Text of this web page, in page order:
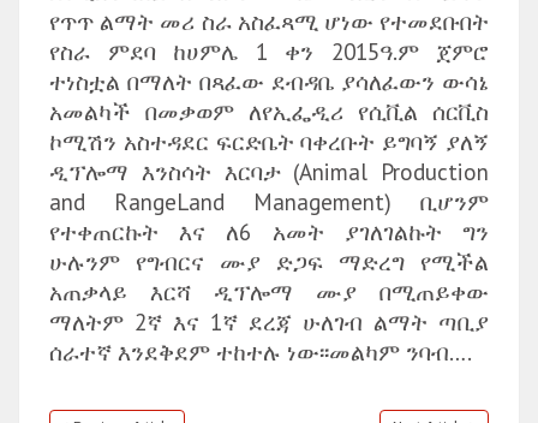
የጥጥ ልማት መሪ ስራ አስፈጻሚ ሆነው የተመደቡበት
የስራ ምደባ ከሀምሌ 1 ቀን 2015ዓ.ም ጀምሮ
ተነስቷል በማለት በጻፈው ደብዳቤ ያሳለፈውን ውሳኔ
አመልካች በመቃወም ለየኢፌዲሪ የሲቪል ሰርቪስ
ኮሚሽን አስተዳደር ፍርድቤት ባቀረቡት ይግባኝ ያለኝ
ዲፕሎማ እንስሳት እርባታ (Animal Production
and RangeLand Management) ቢሆንም
የተቀጠርኩት እና ለ6 አመት ያገለገልኩት ግን
ሁሉንም የግብርና ሙያ ድጋፍ ማድረግ የሚችል
አጠቃላይ እርሻ ዲፕሎማ ሙያ በሚጠይቀው
ማለትም 2ኛ እና 1ኛ ደረጃ ሁለገብ ልማት ጣቢያ
ሰራተኛ እንደቅደም ተከተሉ ነው፡፡መልካም ንባብ….